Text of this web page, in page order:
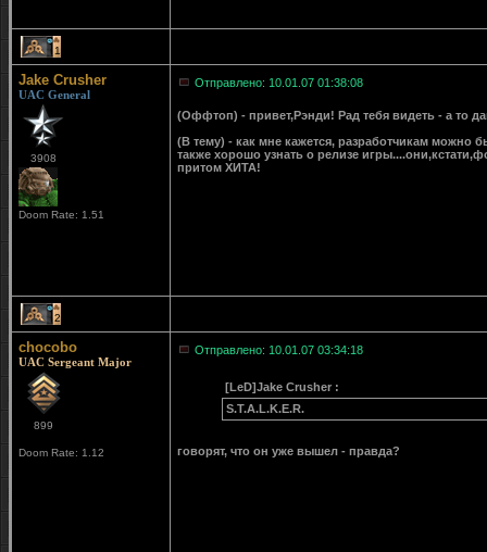
1
Jake Crusher
UAC General
3908
Doom Rate: 1.51
Отправлено: 10.01.07 01:38:08
(Оффтоп) - привет,Рэнди! Рад тебя видеть - а то
(В тему) - как мне кажется, разработчикам можно
также хорошо узнать о релизе
притом ХИТА!
2
chocobo
UAC Sergeant Major
899
Doom Rate: 1.12
Отправлено: 10.01.07 03:34:18
[LeD]Jake Crusher :
S.T.A.L.K.E.R.
говорят, что он уже вышел - правда?